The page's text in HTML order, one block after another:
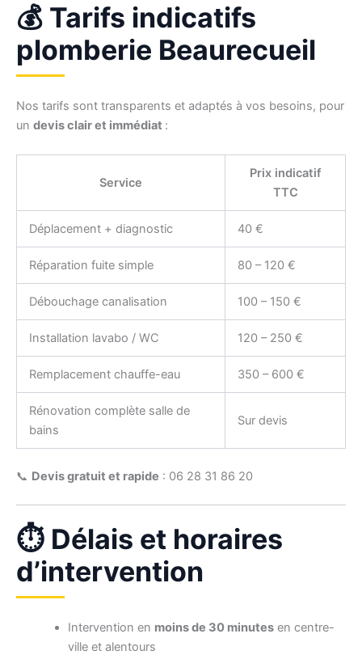
💰 Tarifs indicatifs
plomberie Beaurecueil
Nos tarifs sont transparents et adaptés à vos besoins, pour
un devis clair et immédiat :
Service
Prix indicatif
TTC
Déplacement + diagnostic 40 €
Réparation fuite simple 80 – 120 €
Débouchage canalisation 100 – 150 €
Installation lavabo / WC 120 – 250 €
Remplacement chauffe-eau 350 – 600 €
Rénovation complète salle de
bains
Sur devis
📞 Devis gratuit et rapide : 06 28 31 86 20
⏱️ Délais et horaires
d’intervention
Intervention en moins de 30 minutesen centre-
ville et alentours